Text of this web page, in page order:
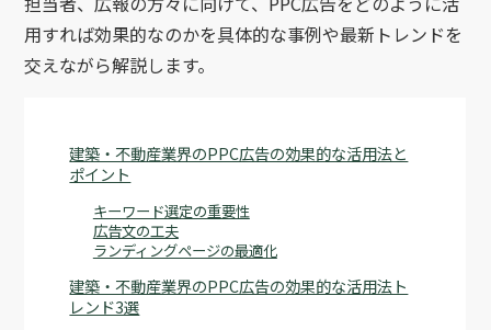
用すれば効果的なのかを具体的な事例や最新トレンドを
交えながら解説します。
建築・不動産業界のPPC広告の効果的な活用法と
ポイント
キーワード選定の重要性
広告文の工夫
ランディングページの最適化
建築・不動産業界のPPC広告の効果的な活用法ト
レンド3選